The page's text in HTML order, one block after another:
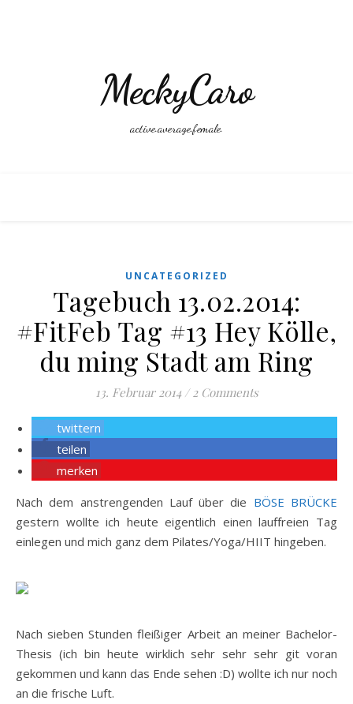
MeckyCaro
active.average.female.
UNCATEGORIZED
Tagebuch 13.02.2014:
#FitFeb Tag #13 Hey Kölle,
du ming Stadt am Ring
13. Februar 2014 / 2 Comments
twittern
teilen
merken
Nach dem anstrengenden Lauf über die BÖSE BRÜCKE
gestern wollte ich heute eigentlich einen lauffreien Tag
einlegen und mich ganz dem Pilates/Yoga/HIIT hingeben.
Nach sieben Stunden fleißiger Arbeit an meiner Bachelor-
Thesis (ich bin heute wirklich sehr sehr sehr git voran
gekommen und kann das Ende sehen :D) wollte ich nur noch
an die frische Luft.